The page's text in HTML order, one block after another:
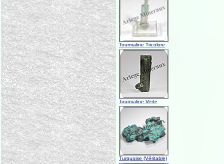
Tourmaline Tricolore
Tourmaline Verte
Turquoise (Véritable)